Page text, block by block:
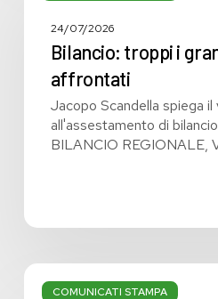
grandi
affrontati
24/07/2026
Bilancio: troppi i
affrontati
Jacopo Scandella spiega
all'assestamento di
BILANCIO REGIONALE,
COMUNICATI STAMPA
Bilancio
regionale: